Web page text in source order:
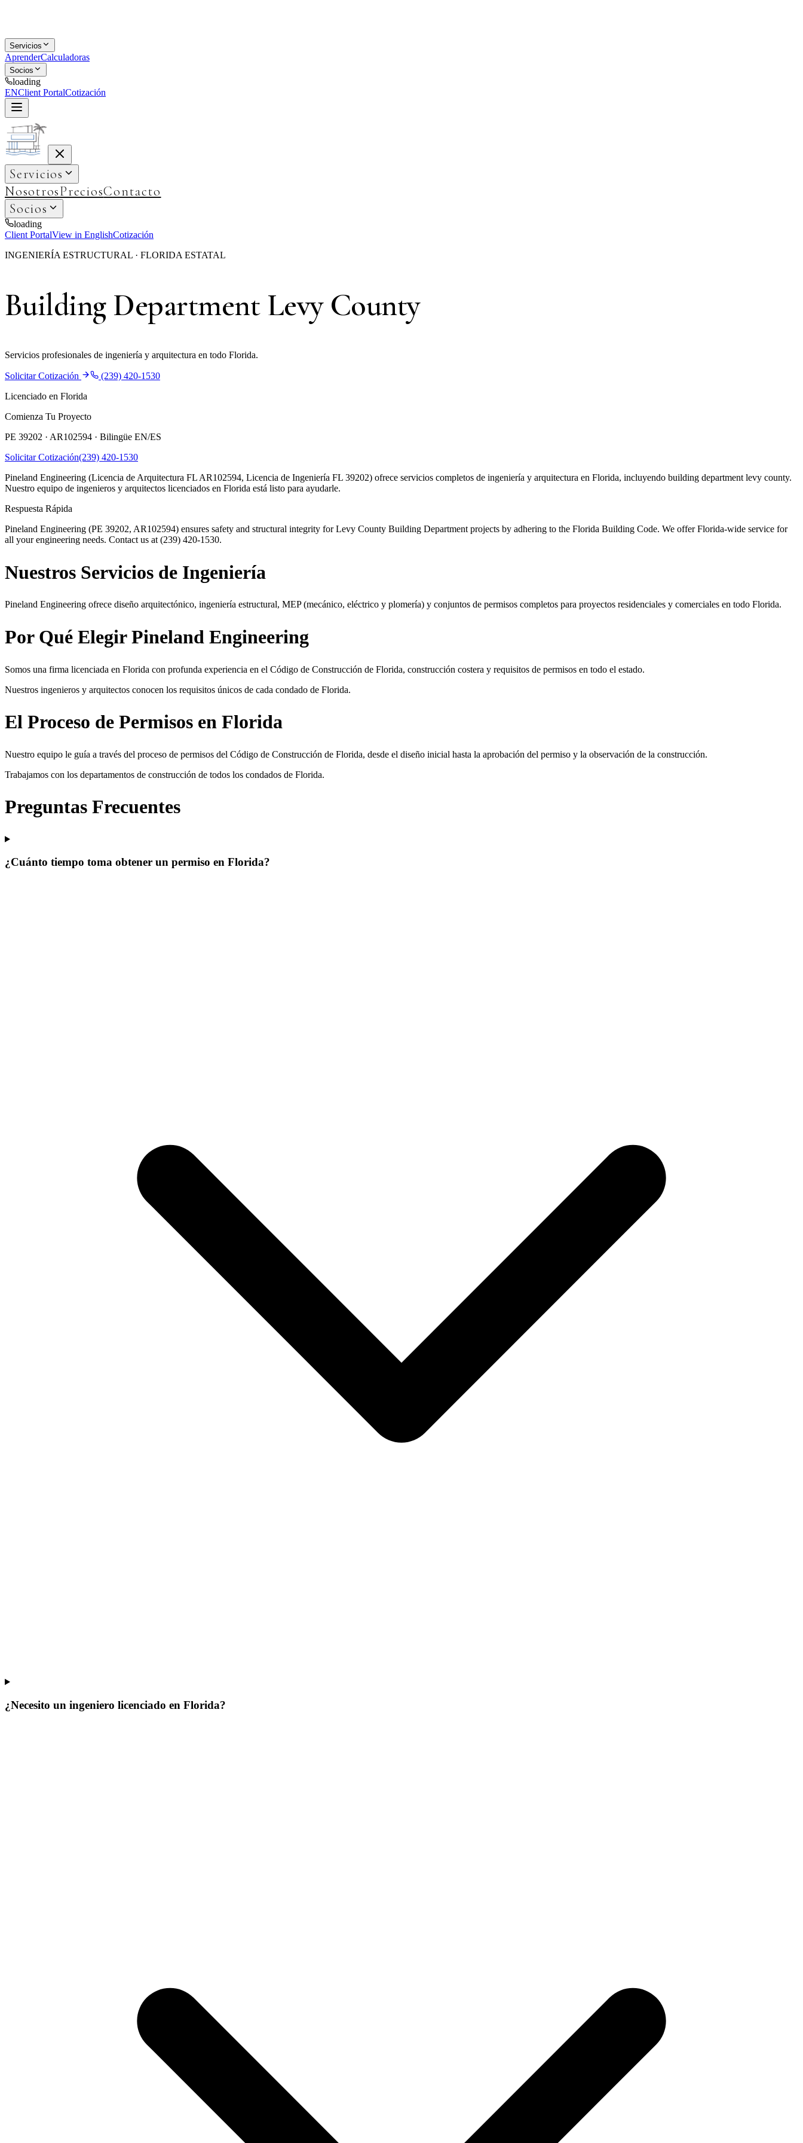
Servicios
AprenderCalculadoras
Socios
loading
ENClient PortalCotización
Servicios
NosotrosPreciosContacto
Socios
loading
Client PortalView in EnglishCotización
INGENIERÍA ESTRUCTURAL · FLORIDA ESTATAL
Building Department Levy County
Servicios profesionales de ingeniería y arquitectura en todo Florida.
Solicitar Cotización
(239) 420-1530
Licenciado en Florida
Comienza Tu Proyecto
PE 39202 · AR102594 · Bilingüe EN/ES
Solicitar Cotización(239) 420-1530
Pineland Engineering (Licencia de Arquitectura FL AR102594, Licencia de Ingeniería FL 39202) ofrece servicios completos de ingeniería y arquitectura en Florida, incluyendo building department levy county.
Nuestro equipo de ingenieros y arquitectos licenciados en Florida está listo para ayudarle.
Respuesta Rápida
Pineland Engineering (PE 39202, AR102594) ensures safety and structural integrity for Levy County Building Department projects by adhering to the Florida Building Code. We offer Florida-wide service for
all your engineering needs. Contact us at (239) 420-1530.
Nuestros Servicios de Ingeniería
Pineland Engineering ofrece diseño arquitectónico, ingeniería estructural, MEP (mecánico, eléctrico y plomería) y conjuntos de permisos completos para proyectos residenciales y comerciales en todo Florida.
Por Qué Elegir Pineland Engineering
Somos una firma licenciada en Florida con profunda experiencia en el Código de Construcción de Florida, construcción costera y requisitos de permisos en todo el estado.
Nuestros ingenieros y arquitectos conocen los requisitos únicos de cada condado de Florida.
El Proceso de Permisos en Florida
Nuestro equipo le guía a través del proceso de permisos del Código de Construcción de Florida, desde el diseño inicial hasta la aprobación del permiso y la observación de la construcción.
Trabajamos con los departamentos de construcción de todos los condados de Florida.
Preguntas Frecuentes
¿Cuánto tiempo toma obtener un permiso en Florida?
¿Necesito un ingeniero licenciado en Florida?